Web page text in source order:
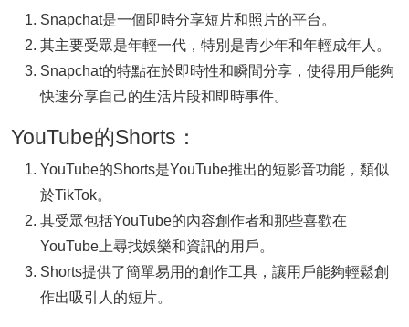
Snapchat是一個即時分享短片和照片的平台。
其主要受眾是年輕一代，特別是青少年和年輕成年人。
Snapchat的特點在於即時性和瞬間分享，使得用戶能夠
快速分享自己的生活片段和即時事件。
YouTube的Shorts：
YouTube的Shorts是YouTube推出的短影音功能，類似
於TikTok。
其受眾包括YouTube的內容創作者和那些喜歡在
YouTube上尋找娛樂和資訊的用戶。
Shorts提供了簡單易用的創作工具，讓用戶能夠輕鬆創
作出吸引人的短片。